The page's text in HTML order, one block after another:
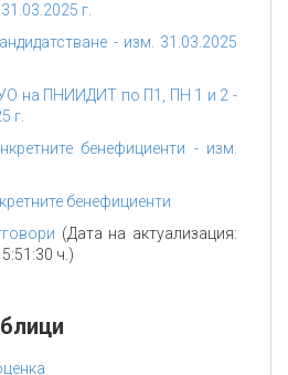
г.
- изм. 31.03.2025
на ПНИИДИТ по П1, ПН 1 и 2 -
г.
бенефициенти - изм.
бенефициенти
(Дата на актуализация:
ч.)